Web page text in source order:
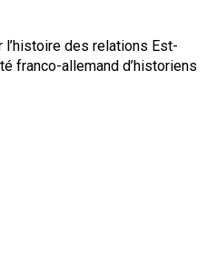
des relations Est-
franco-allemand d’historiens